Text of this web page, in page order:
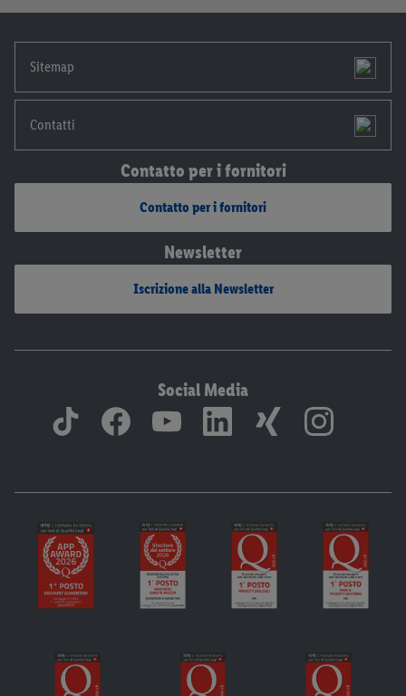
Sitemap
Contatti
Contatto per i fornitori
Contatto per i fornitori
Newsletter
Iscrizione alla Newsletter
Social Media